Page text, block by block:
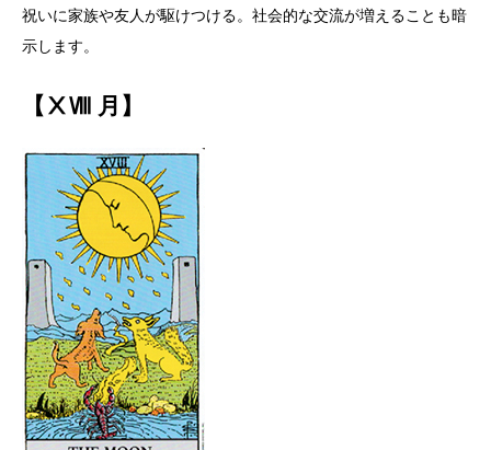
祝いに家族や友人が駆けつける。社会的な交流が増えることも暗
示します。
【ⅩⅧ 月】